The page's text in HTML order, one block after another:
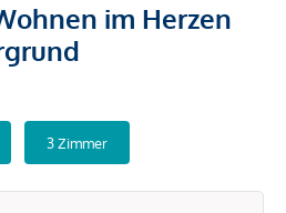
im Herzen
3 Zimmer